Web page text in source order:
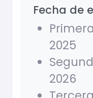
Fecha de
2025
2026